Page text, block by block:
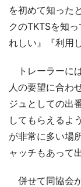
を初めて知った
クのTKTSを知
れしい』『利用
トレーラーに
人の要望に合わ
ジュとしての出
してもらえるよ
が非常に多い場
ャッチもあって
併せて同協会